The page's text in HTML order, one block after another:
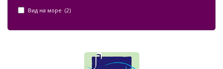
Вид на море (2)